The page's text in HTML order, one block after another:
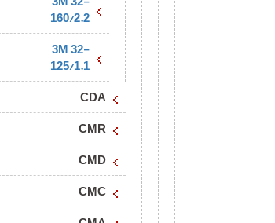
160/2.2
3M 32-
125/1.1
CDA
CMR
CMD
CMC